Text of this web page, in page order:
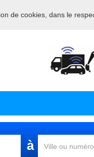
du transport et de la
à
de cookies, dans le